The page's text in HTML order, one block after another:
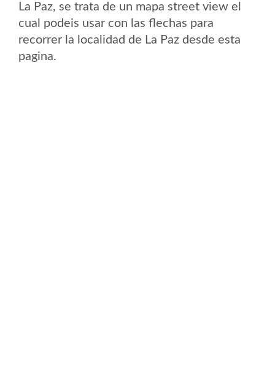
La Paz, se trata de un mapa street view el
cual podeis usar con las flechas para
recorrer la localidad de La Paz desde esta
pagina.